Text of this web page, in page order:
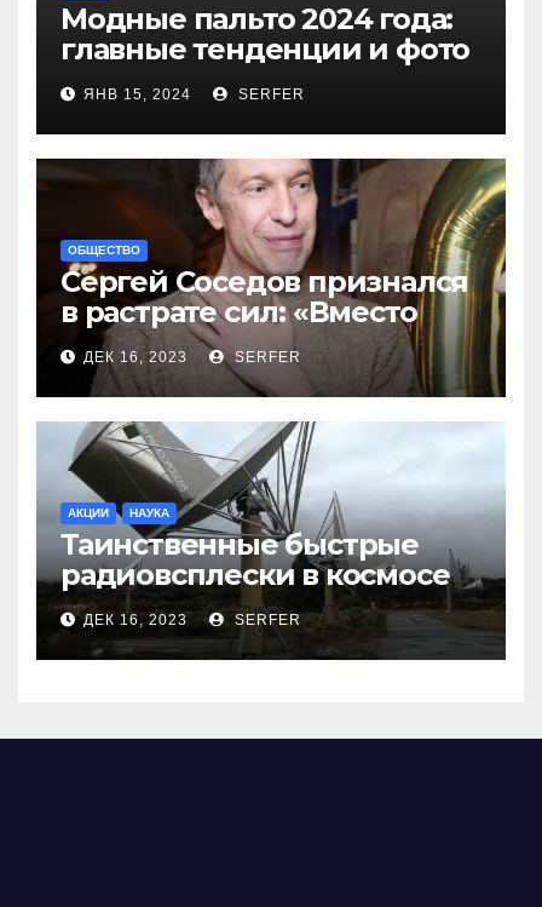
Модные пальто 2024 года:
главные тенденции и фото
новинок
ЯНВ 15, 2024 SERFER
ОБЩЕСТВО
Сергей Соседов признался
в растрате сил: «Вместо
меня взяли Пригожина»
ДЕК 16, 2023 SERFER
АКЦИИ НАУКА
Таинственные быстрые
радиовсплески в космосе
сделались все более
странными
ДЕК 16, 2023 SERFER